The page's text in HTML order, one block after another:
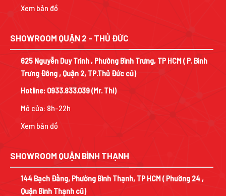
Xem bản đồ
SHOWROOM QUẬN 2 - THỦ ĐỨC
625 Nguyễn Duy Trinh , Phường Bình Trưng, TP HCM ( P. Bình
Trưng Đông , Quận 2, TP.Thủ Đức cũ)
Hotline: 0933.833.039(Mr. Thi)
Mở cửa: 8h-22h
Xem bản đồ
SHOWROOM QUẬN BÌNH THẠNH
144 Bạch Đằng, Phường Bình Thạnh, TP HCM ( Phường 24 ,
Quận Bình Thạnh cũ)